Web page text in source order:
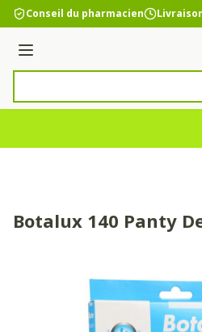
Aller au contenu
Conseil du pharmacien
Menu
Botalux 140 Panty